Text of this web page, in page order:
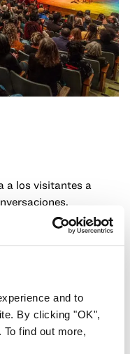
and to
By clicking "OK",
find out more,
a los visitantes a
a visionarios